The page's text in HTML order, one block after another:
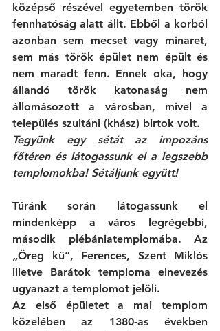
középső részével egyetemben török
fennhatóság alatt állt. Ebből a korból
azonban sem mecset vagy minaret,
sem más török épület nem épült és
nem maradt fenn. Ennek oka, hogy
állandó török katonaság nem
állomásozott a városban, mivel a
település szultáni (khász) birtok volt.
Tegyünk egy sétát az impozáns
főtéren és látogassunk el a legszebb
templomokba! Sétáljunk együtt!
Túránk során látogassunk el
mindenképp a város legrégebbi,
második plébániatemplomába. Az
„Öreg kű”, Ferences, Szent Miklós
illetve Barátok temploma elnevezés
ugyanazt a templomot jelöli.
Az első épületet a mai templom
közelében az 1380-as években